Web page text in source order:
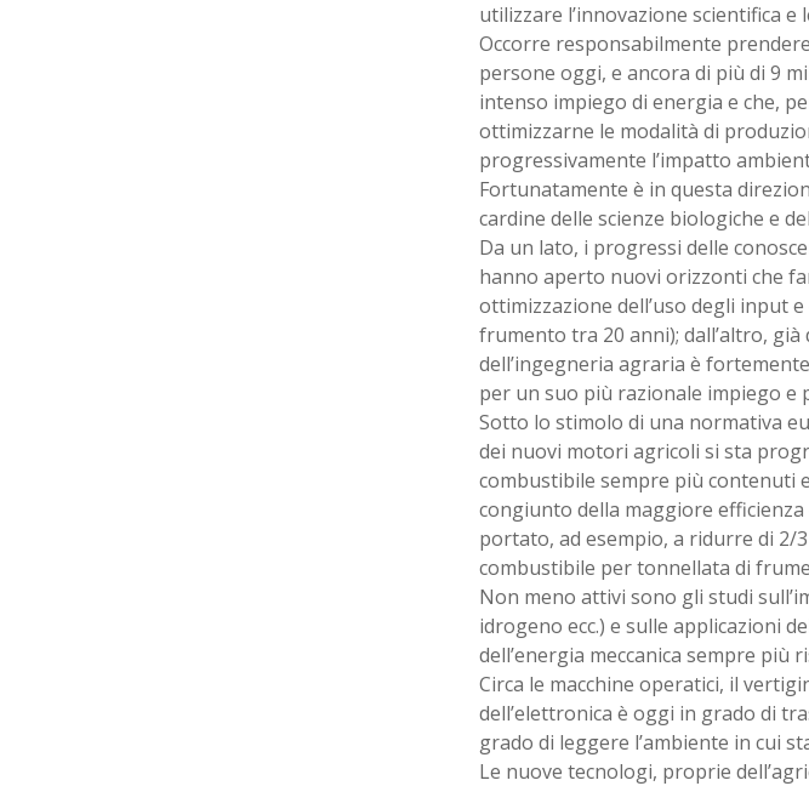
utilizzare l’innovazione scientifica
Occorre responsabilmente
persone oggi, e ancora di più di 9
intenso impiego di energia e che,
ottimizzarne le modalità di
progressivamente l’impatto
Fortunatamente è in questa
cardine delle scienze biologiche e
Da un lato, i progressi delle
hanno aperto nuovi orizzonti che
ottimizzazione dell’uso degli input
frumento tra 20 anni); dall’altro, già
dell’ingegneria agraria è
per un suo più razionale impiego
Sotto lo stimolo di una normativa
dei nuovi motori agricoli si sta
combustibile sempre più contenuti
congiunto della maggiore efficienza
portato, ad esempio, a ridurre di 2/
combustibile per tonnellata di
Non meno attivi sono gli studi
idrogeno ecc.) e sulle applicazioni
dell’energia meccanica sempre più
Circa le macchine operatici, il
dell’elettronica è oggi in grado di
grado di leggere l’ambiente in cui
Le nuove tecnologi, proprie